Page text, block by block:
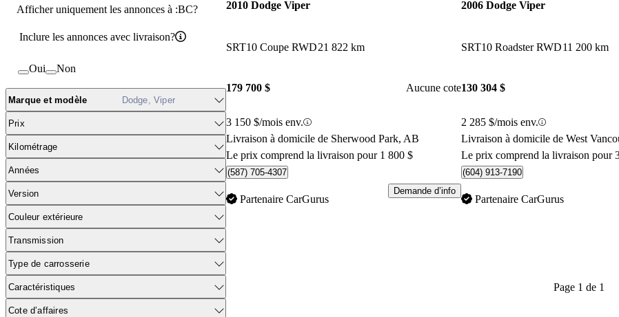
Afficher uniquement les annonces à :BC?
Inclure les annonces avec livraison?
Oui Non
Marque et modèle Dodge, Viper
Prix
Kilométrage
Années
Version
Couleur extérieure
Transmission
Type de carrosserie
Caractéristiques
Cote d’affaires
2010 Dodge Viper
SRT10 Coupe RWD21 822 km
179 700 $ Aucune cote
3 150 $/mois env.
Livraison à domicile de Sherwood Park, AB
Le prix comprend la livraison pour 1 800 $
(587) 705-4307
Partenaire CarGurus
Demande d’info
2006 Dodge Viper
SRT10 Roadster RWD11 200 km
130 304 $
2 285 $/mois env.
Livraison à domicile de West
Le prix comprend la livraison pour
(604) 913-7190
Partenaire CarGurus
Page 1 de 1